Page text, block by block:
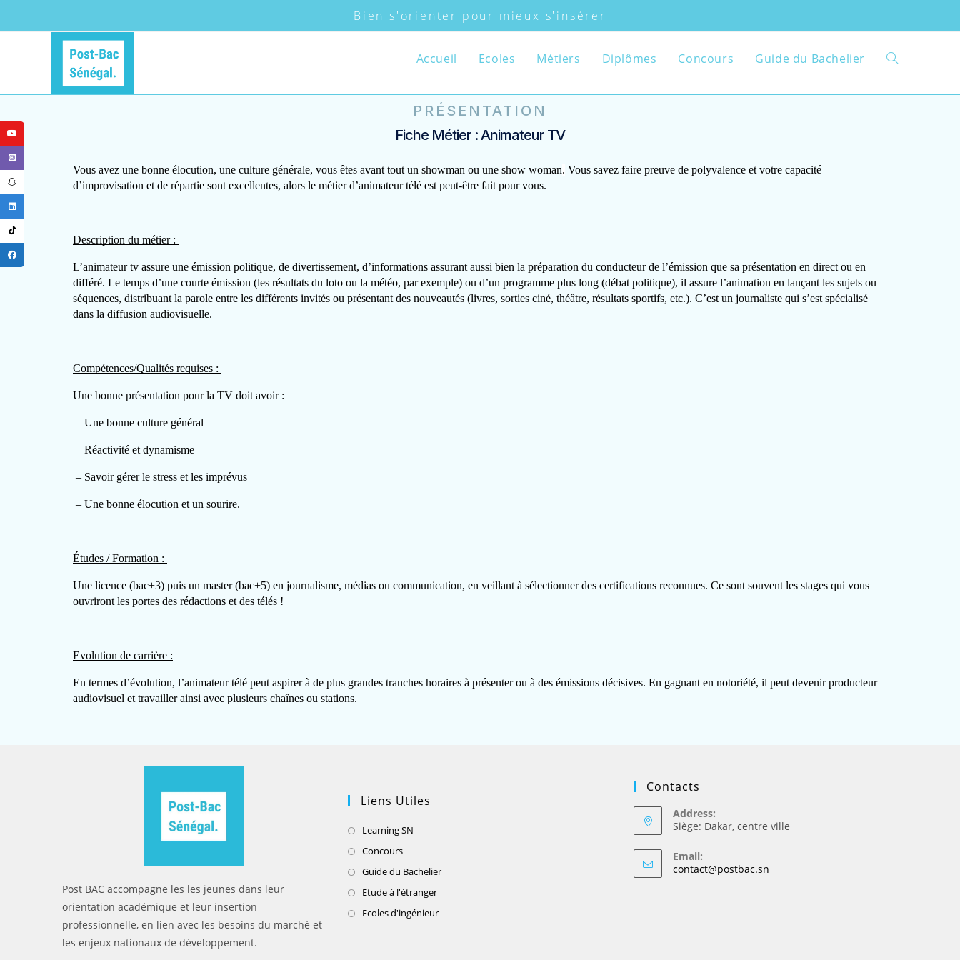
Bien s'orienter pour mieux s'insérer
Accueil Ecoles Métiers Diplômes Concours Guide du Bachelier
PRÉSENTATION
Fiche Métier : Animateur TV
Vous avez une bonne élocution, une culture générale, vous êtes avant tout un showman ou une show woman. Vous savez faire preuve de polyvalence et votre capacité
d’improvisation et de répartie sont excellentes, alors le métier d’animateur télé est peut-être fait pour vous.
Description du métier :
L’animateur tv assure une émission politique, de divertissement, d’informations assurant aussi bien la préparation du conducteur de l’émission que sa présentation en direct ou en
différé. Le temps d’une courte émission (les résultats du loto ou la météo, par exemple) ou d’un programme plus long (débat politique), il assure l’animation en lançant les sujets ou
séquences, distribuant la parole entre les différents invités ou présentant des nouveautés (livres, sorties ciné, théâtre, résultats sportifs, etc.). C’est un journaliste qui s’est spécialisé
dans la diffusion audiovisuelle.
Compétences/Qualités requises :
Une bonne présentation pour la TV doit avoir :
– Une bonne culture général
– Réactivité et dynamisme
– Savoir gérer le stress et les imprévus
– Une bonne élocution et un sourire.
Études / Formation :
Une licence (bac+3) puis un master (bac+5) en journalisme, médias ou communication, en veillant à sélectionner des certifications reconnues. Ce sont souvent les stages qui vous
ouvriront les portes des rédactions et des télés !
Evolution de carrière :
En termes d’évolution, l’animateur télé peut aspirer à de plus grandes tranches horaires à présenter ou à des émissions décisives. En gagnant en notoriété, il peut devenir producteur
audiovisuel et travailler ainsi avec plusieurs chaînes ou stations.
Post BAC accompagne les les jeunes dans leur
orientation académique et leur insertion
professionnelle, en lien avec les besoins du marché et
les enjeux nationaux de développement.
Liens Utiles
Learning SN
Concours
Guide du Bachelier
Etude à l'étranger
Ecoles d'ingénieur
Contacts
Address:
Siège: Dakar, centre ville
Email:
contact@postbac.sn